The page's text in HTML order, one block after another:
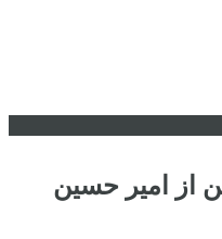
از امیر حسین